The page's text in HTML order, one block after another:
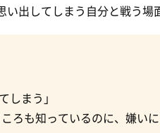
出してしまう自分と戦う場
しまう」
ろも知っているのに、嫌いに